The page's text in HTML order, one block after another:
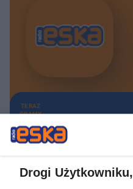
TERAZ
GRAMY
Drogi Użytkowniku,